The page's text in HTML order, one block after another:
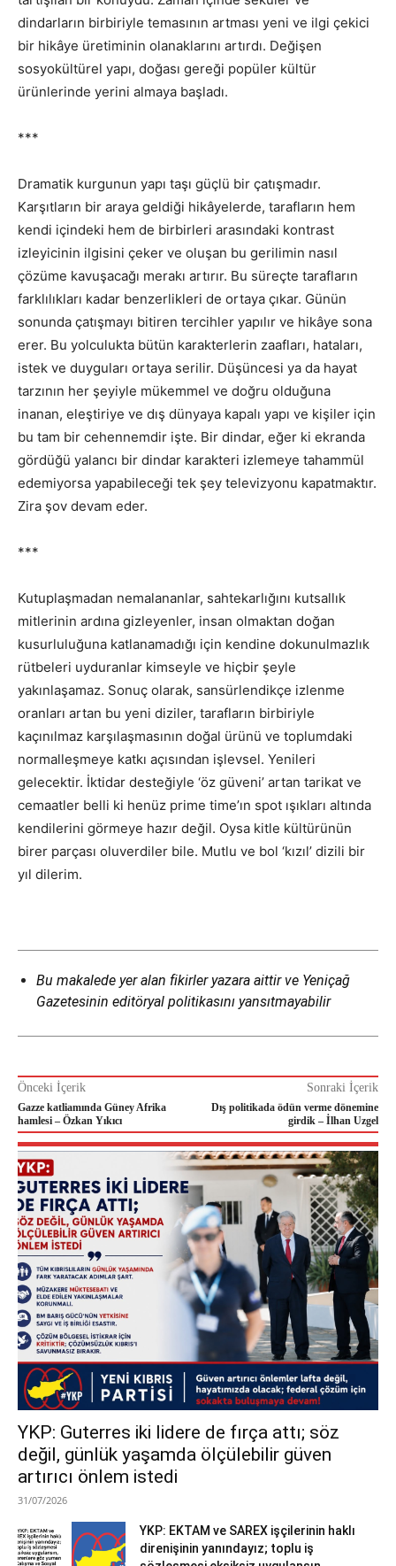
dindarların birbiriyle temasının artması yeni ve ilgi çekici
bir hikâye üretiminin olanaklarını artırdı. Değişen
sosyokültürel yapı, doğası gereği popüler kültür
ürünlerinde yerini almaya başladı.
***
Dramatik kurgunun yapı taşı güçlü bir çatışmadır.
Karşıtların bir araya geldiği hikâyelerde, tarafların hem
kendi içindeki hem de birbirleri arasındaki kontrast
izleyicinin ilgisini çeker ve oluşan bu gerilimin nasıl
çözüme kavuşacağı merakı artırır. Bu süreçte tarafların
farklılıkları kadar benzerlikleri de ortaya çıkar. Günün
sonunda çatışmayı bitiren tercihler yapılır ve hikâye sona
erer. Bu yolculukta bütün karakterlerin zaafları, hataları,
istek ve duyguları ortaya serilir. Düşüncesi ya da hayat
tarzının her şeyiyle mükemmel ve doğru olduğuna
inanan, eleştiriye ve dış dünyaya kapalı yapı ve kişiler için
bu tam bir cehennemdir işte. Bir dindar, eğer ki ekranda
gördüğü yalancı bir dindar karakteri izlemeye tahammül
edemiyorsa yapabileceği tek şey televizyonu kapatmaktır.
Zira şov devam eder.
***
Kutuplaşmadan nemalananlar, sahtekarlığını kutsallık
mitlerinin ardına gizleyenler, insan olmaktan doğan
kusurluluğuna katlanamadığı için kendine dokunulmazlık
rütbeleri uyduranlar kimseyle ve hiçbir şeyle
yakınlaşamaz. Sonuç olarak, sansürlendikçe izlenme
oranları artan bu yeni diziler, tarafların birbiriyle
kaçınılmaz karşılaşmasının doğal ürünü ve toplumdaki
normalleşmeye katkı açısından işlevsel. Yenileri
gelecektir. İktidar desteğiyle ‘öz güveni’ artan tarikat ve
cemaatler belli ki henüz prime time’ın spot ışıkları altında
kendilerini görmeye hazır değil. Oysa kitle kültürünün
birer parçası oluverdiler bile. Mutlu ve bol ‘kızıl’ dizili bir
yıl dilerim.
Bu makalede yer alan fikirler yazara aittir ve Yeniçağ
Gazetesinin editöryal politikasını yansıtmayabilir
Önceki İçerik
Gazze katliamında Güney Afrika
hamlesi – Özkan Yıkıcı
Sonraki İçerik
Dış politikada ödün verme dönemine
girdik – İlhan Uzgel
YKP: Guterres iki lidere de fırça attı; söz
değil, günlük yaşamda ölçülebilir güven
artırıcı önlem istedi
31/07/2026
YKP: EKTAM ve SAREX işçilerinin haklı
direnişinin yanındayız; toplu iş